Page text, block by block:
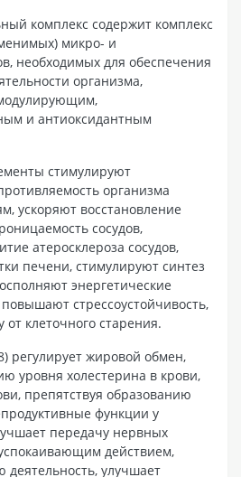
комплекс содержит комплекс
микро- и
необходимых для обеспечения
организма,
и антиоксидантным
стимулируют
организма
ускоряют восстановление
сосудов,
атеросклероза сосудов,
печени, стимулируют синтез
энергетические
стрессоустойчивость,
клеточного старения.
регулирует жировой обмен,
уровня холестерина в крови,
препятствуя образованию
функции у
передачу нервных
действием,
деятельность, улучшает